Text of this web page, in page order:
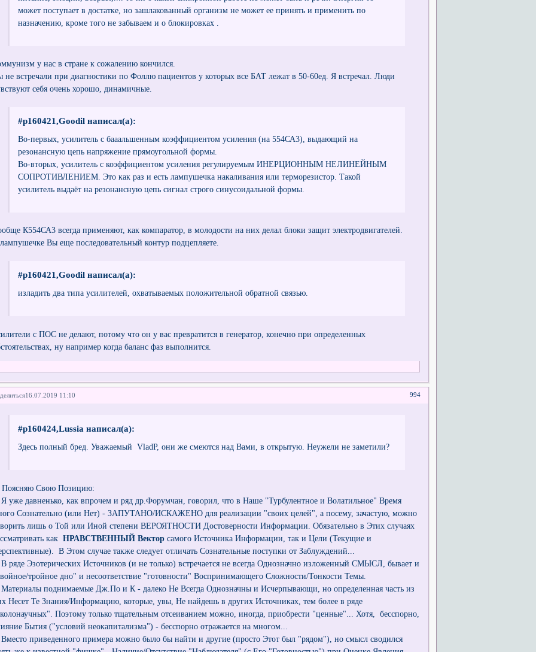
может поступает в достатке, но зашлакованный организм не может ее принять и применить по
назначению, кроме того не забываем и о блокировках .
у нас в стране к сожалению кончился.
не встречали при диагностики по Фоллю пациентов у которых все БАТ лежат в 50-60ед. Я встречал. Люди
себя очень хорошо, динамичные.
#p160421,Goodil написал(а):
Во-первых, усилитель с бааальшенным коэффициентом усиления (на 554СА3), выдающий на
резонансную цепь напряжение прямоугольной формы.
Во-вторых, усилитель с коэффициентом усиления регулируемым ИНЕРЦИОННЫМ НЕЛИНЕЙНЫМ
СОПРОТИВЛЕНИЕМ. Это как раз и есть лампушечка накаливания или терморезистор. Такой
усилитель выдаёт на резонансную цепь сигнал строго синусоидальной формы.
К554СА3 всегда применяют, как компаратор, в молодости на них делал блоки защит электродвигателей.
Вы еще последовательный контур подцепляете.
#p160421,Goodil написал(а):
изладить два типа усилителей, охватываемых положительной обратной связью.
с ПОС не делают, потому что он у вас превратится в генератор, конечно при определенных
ну например когда баланс фаз выполнится.
994
16.07.2019 11:10
#p160424,Lussia написал(а):
Здесь полный бред. Уважаемый VladP, они же смеются над Вами, в открытую. Неужели не заметили?
Свою Позицию:
Я уже давненько, как впрочем и ряд др.Форумчан, говорил, что в Наше "Турбулентное и Волатильное" Время
Сознательно (или Нет) - ЗАПУТАНО/ИСКАЖЕНО для реализации "своих целей", а посему, зачастую, можно
лишь о Той или Иной степени ВЕРОЯТНОСТИ Достоверности Информации. Обязательно в Этих случаях
какНРАВСТВЕННЫЙ Вектор самого Источника Информации, так и Цели (Текущие и
В Этом случае также следует отличать Сознательные поступки от Заблуждений...
ряде Эзотерических Источников (и не только) встречается не всегда Однозначно изложенный СМЫСЛ, бывает и
тройное дно" и несоответствие "готовности" Воспринимающего Сложности/Тонкости Темы.
поднимаемые Дж.По и К - далеко Не Всегда Однозначны и Исчерпывающи, но определенная часть из
Несет Те Знания/Информацию, которые, увы, Не найдешь в других Источниках, тем более в ряде
Поэтому только тщательным отсеиванием можно, иногда, приобрести "ценные"... Хотя, бесспорно,
Бытия ("условий неокапитализма") - бесспорно отражается на многом...
приведенного примера можно было бы найти и другие (просто Этот был "рядом"), но смысл сводился